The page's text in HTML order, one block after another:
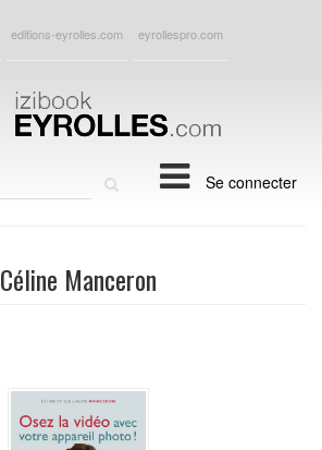
editions-eyrolles.com eyrollespro.com
Se connecter
Céline Manceron